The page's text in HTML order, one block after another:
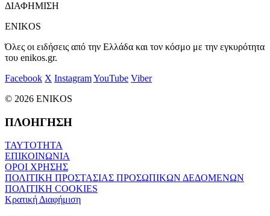
ΔΙΑΦΗΜΙΣΗ
ENIKOS
Όλες οι ειδήσεις από την Ελλάδα και τον κόσμο με την εγκυρότητα
του enikos.gr.
Facebook X InstagramYouTube Viber
© 2026 ENIKOS
ΠΛΟΗΓΗΣΗ
ΤΑΥΤΟΤΗΤΑ
ΕΠΙΚΟΙΝΩΝΙΑ
ΟΡΟΙ ΧΡΗΣΗΣ
ΠΟΛΙΤΙΚΗ ΠΡΟΣΤΑΣΙΑΣ ΠΡΟΣΩΠΙΚΩΝ ΔΕΔΟΜΕΝΩΝ
ΠΟΛΙΤΙΚΗ COOKIES
Κρατική Διαφήμιση